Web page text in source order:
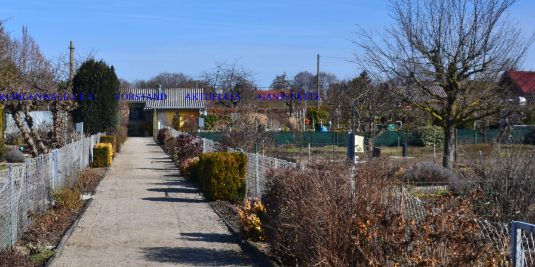
1 E.V. VORSTAND AKTUELLES GASTSTÄTTE